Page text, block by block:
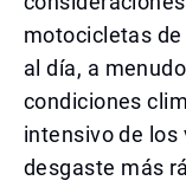
motocicletas
al día, a
condiciones
intensivo de los
desgaste más